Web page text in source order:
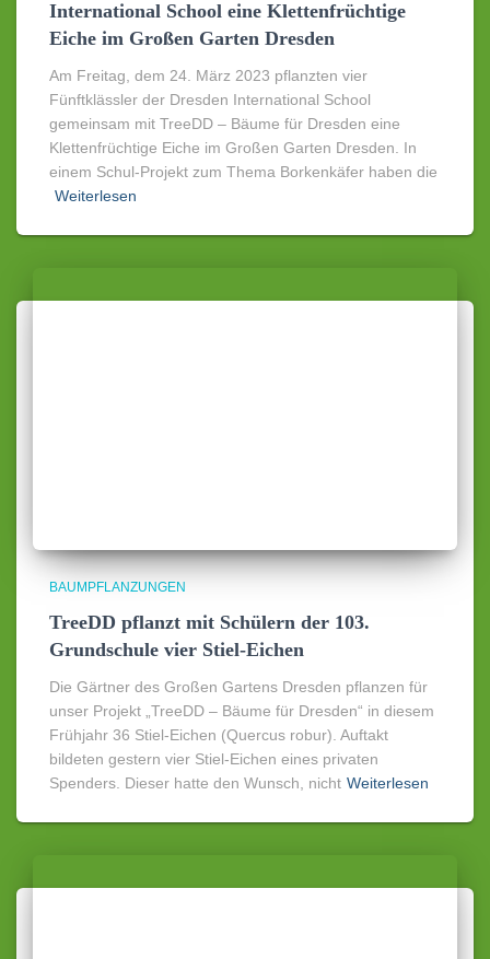
International School eine Klettenfrüchtige
Eiche im Großen Garten Dresden
Am Freitag, dem 24. März 2023 pflanzten vier
Fünftklässler der Dresden International School
gemeinsam mit TreeDD – Bäume für Dresden eine
Klettenfrüchtige Eiche im Großen Garten Dresden. In
einem Schul-Projekt zum Thema Borkenkäfer haben die
Weiterlesen
BAUMPFLANZUNGEN
TreeDD pflanzt mit Schülern der 103.
Grundschule vier Stiel-Eichen
Die Gärtner des Großen Gartens Dresden pflanzen für
unser Projekt „TreeDD – Bäume für Dresden“ in diesem
Frühjahr 36 Stiel-Eichen (Quercus robur). Auftakt
bildeten gestern vier Stiel-Eichen eines privaten
Spenders. Dieser hatte den Wunsch, nicht Weiterlesen